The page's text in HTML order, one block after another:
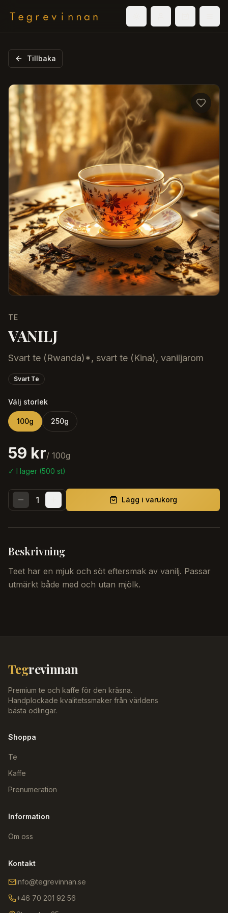
Tillbaka
TE
VANILJ
Svart te (Rwanda)*, svart te (Kina), vaniljarom
Svart Te
Välj storlek
100g 250g
59 kr/ 100g
✓ I lager (500 st)
1 Lägg i varukorg
Beskrivning
Teet har en mjuk och söt eftersmak av vanilj. Passar
utmärkt både med och utan mjölk.
Tegrevinnan
Premium te och kaffe för den kräsna.
Handplockade kvalitetssmaker från världens
bästa odlingar.
Shoppa
Te
Kaffe
Prenumeration
Information
Om oss
Kontakt
info@tegrevinnan.se
+46 70 201 92 56